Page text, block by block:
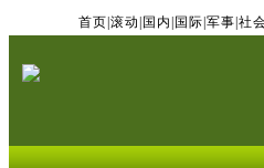
首页 滚动 国内 国际 军事 社